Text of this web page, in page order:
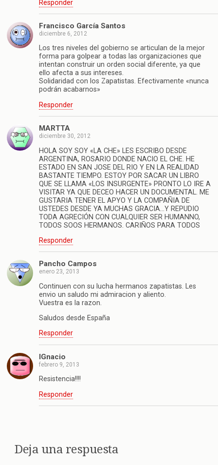
Responder
Francisco García Santos
diciembre 6, 2012
Los tres niveles del gobierno se articulan de la mejor
forma para golpear a todas las organizaciones que
intentan construir un orden social diferente, ya que
ello afecta a sus intereses.
Solidaridad con los Zapatistas. Efectivamente «nunca
podrán acabarnos»
Responder
MARTTA
diciembre 30, 2012
HOLA SOY SOY «LA CHE» LES ESCRIBO DESDE
ARGENTINA, ROSARIO DONDE NACIO EL CHE. HE
ESTADO EN SAN JOSE DEL RIO Y EN LA REALIDAD
BASTANTE TIEMPO. ESTOY POR SACAR UN LIBRO
QUE SE LLAMA «LOS INSURGENTE» PRONTO LO IRE A
VISITAR YA QUE DECEO HACER UN DOCUMENTAL. ME
GUSTARIA TENER EL APYO Y LA COMPAÑIA DE
USTEDES DESDE YA MUCHAS GRACIA…Y REPUDIO
TODA AGRECIÓN CON CUALQUIER SER HUMANNO,
TODOS SOOS HERMANOS. CARIÑOS PARA TODOS
Responder
Pancho Campos
enero 23, 2013
Continuen con su lucha hermanos zapatistas. Les
envio un saludo mi admiracion y aliento.
Vuestra es la razon.
Saludos desde España
Responder
IGnacio
febrero 9, 2013
Resistencia!!!!
Responder
Deja una respuesta